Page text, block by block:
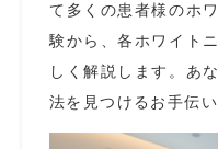
て多くの患者様のホ
験から、各ホワイト
しく解説します。あ
法を見つけるお手伝